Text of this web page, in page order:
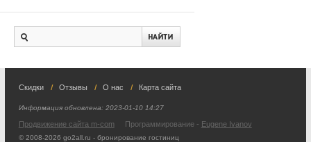
Скидки Отзывы О нас Карта сайта
Информация обновлена: 2023-01-10 14:27
Продвижение сайта m-com Программирование - Eugene Ivanov
© 2008-2026 go2all.ru - бронирование гостиниц